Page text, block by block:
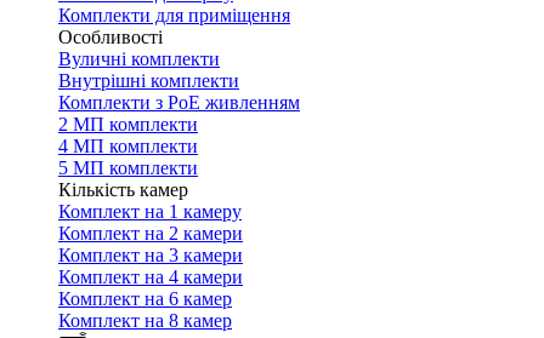
Комплекти для приміщення
Особливості
Вуличні комплекти
Внутрішні комплекти
Комплекти з PoE живленням
2 МП комплекти
4 МП комплекти
5 МП комплекти
Кількість камер
Комплект на 1 камеру
Комплект на 2 камери
Комплект на 3 камери
Комплект на 4 камери
Комплект на 6 камер
Комплект на 8 камер